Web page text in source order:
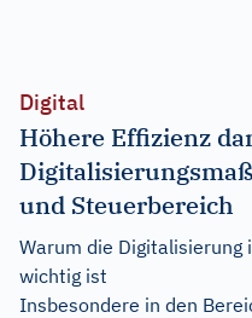
Digital
Höhere Effizienz
und Steuerbereich
Warum die Digitalisierung
wichtig ist
Insbesondere in den